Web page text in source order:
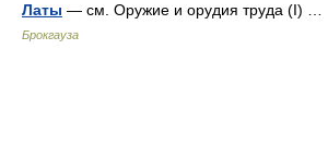
Латы — см. Оружие и орудия труда (I) …
Брокгауза